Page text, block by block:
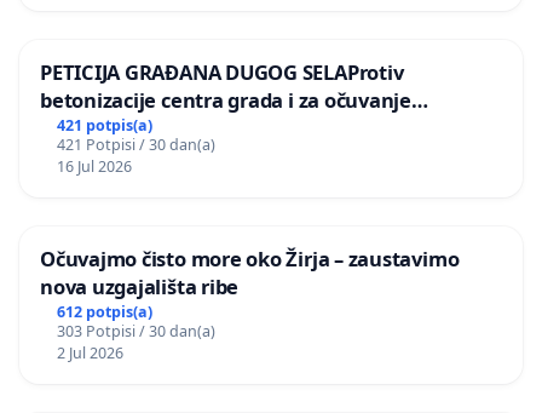
PETICIJA GRAĐANA DUGOG SELAProtiv
betonizacije centra grada i za očuvanje
postojećih zelenih površina i odraslih stabala pri
donošenju izmjena urbanističkog plana
421 potpis(a)
421 Potpisi / 30 dan(a)
16 Jul 2026
Očuvajmo čisto more oko Žirja – zaustavimo
nova uzgajališta ribe
612 potpis(a)
303 Potpisi / 30 dan(a)
2 Jul 2026